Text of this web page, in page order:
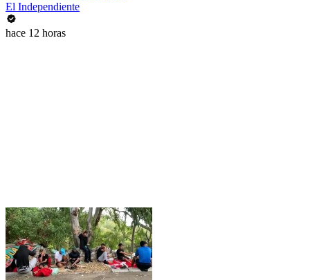
El Independiente
hace 12 horas